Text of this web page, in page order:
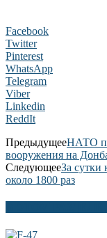
Facebook
Twitter
Pinterest
WhatsApp
Telegram
Viber
Linkedin
ReddIt
ПредыдущееНАТО
вооружения на
СледующееЗа
около 1800 раз